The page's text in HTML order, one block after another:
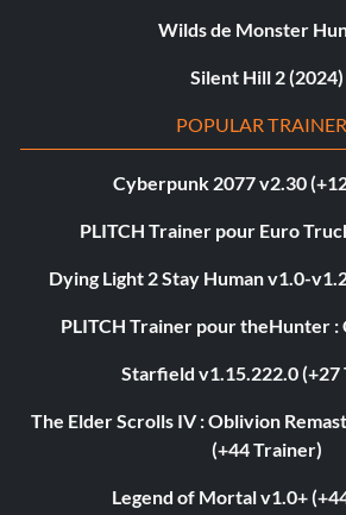
Wilds de Monster
Silent Hill 2 (2024)
POPULAR
Cyberpunk 2077 v2.30
PLITCH Trainer pour Euro
Dying Light 2 Stay Human v1.0-
PLITCH Trainer pour theHunter :
Starfield v1.15.222.0 (+27
The Elder Scrolls IV : Oblivion
(+44 Trainer)
Legend of Mortal v1.0+